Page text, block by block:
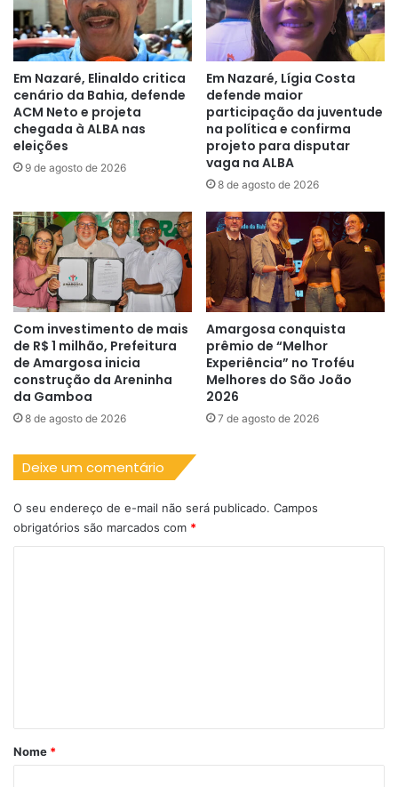
Em Nazaré, Elinaldo critica
cenário da Bahia, defende
ACM Neto e projeta
chegada à ALBA nas
eleições
9 de agosto de 2026
Em Nazaré, Lígia Costa
defende maior
participação da juventude
na política e confirma
projeto para disputar
vaga na ALBA
8 de agosto de 2026
Com investimento de mais
de R$ 1 milhão, Prefeitura
de Amargosa inicia
construção da Areninha
da Gamboa
8 de agosto de 2026
Amargosa conquista
prêmio de “Melhor
Experiência” no Troféu
Melhores do São João
2026
7 de agosto de 2026
Deixe um comentário
O seu endereço de e-mail não será publicado. Campos
obrigatórios são marcados com *
r
Nome *